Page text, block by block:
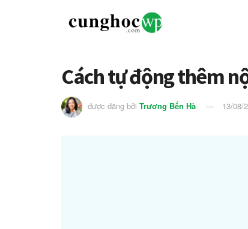
Cách tự động thêm
được đăng bởi Trương Bến Hà 13/08/